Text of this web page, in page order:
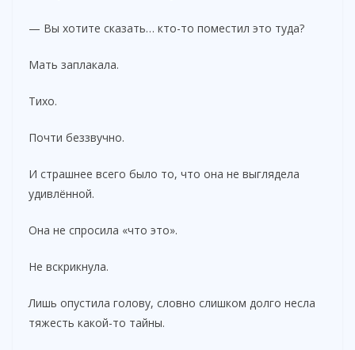
— Вы хотите сказать… кто-то поместил это туда?
Мать заплакала.
Тихо.
Почти беззвучно.
И страшнее всего было то, что она не выглядела
удивлённой.
Она не спросила «что это».
Не вскрикнула.
Лишь опустила голову, словно слишком долго несла
тяжесть какой-то тайны.